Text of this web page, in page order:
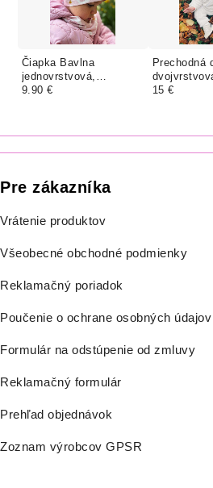
Čiapka Bavlna
jednovrstvová,
RUŽOVÉ LABUŤKY
9.90 €
Prechodná
Rebrovaná
15 €
Pre zákazníka
Vrátenie produktov
Všeobecné obchodné podmienky
Reklamačný poriadok
Poučenie o ochrane osobných
Formulár na odstúpenie od zmluvy
Reklamačný formulár
Prehľad objednávok
Zoznam výrobcov GPSR